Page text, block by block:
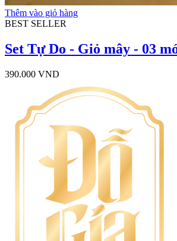
Thêm vào giỏ hàng
BEST SELLER
Set Tự Do - Giỏ mây - 03
390.000 VND